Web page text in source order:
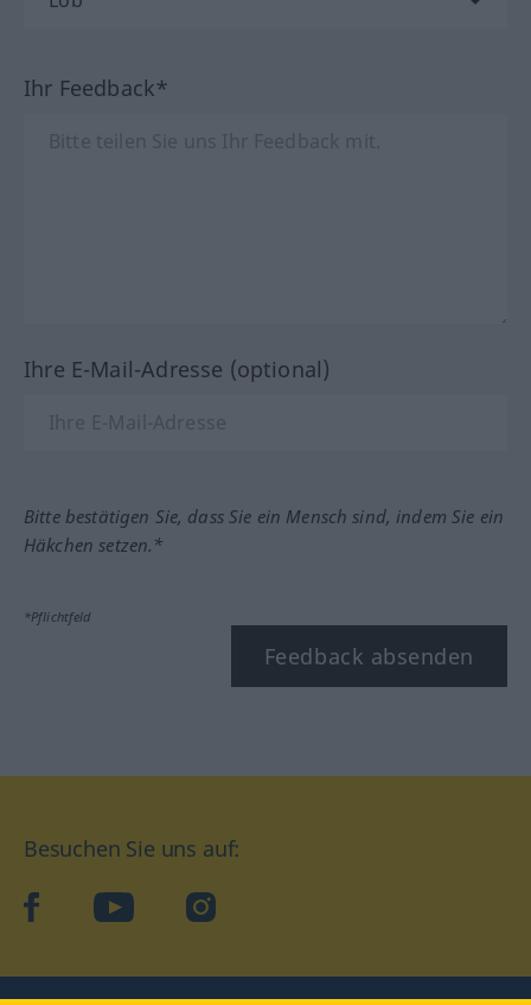
Ihr Feedback*
Ihre E-Mail-Adresse (optional)
Bitte bestätigen Sie, dass Sie ein Mensch sind, indem Sie ein
Häkchen setzen.*
*Pflichtfeld
Feedback absenden
Besuchen Sie uns auf:
facebookYouTube Instagram